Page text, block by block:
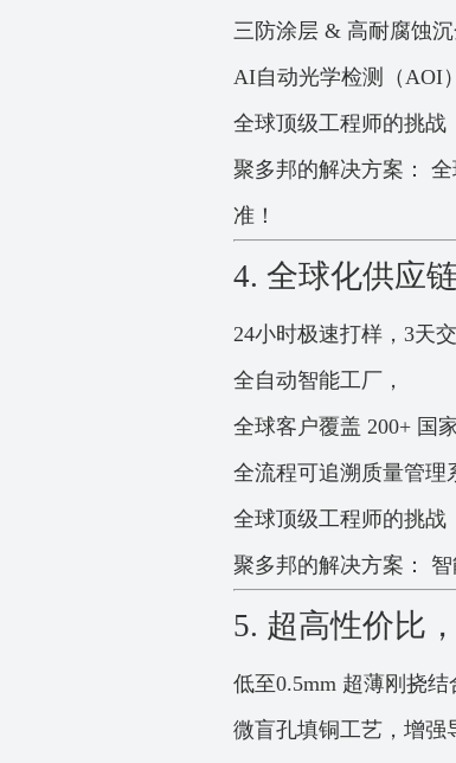
三防涂层 & 高耐腐蚀
AI自动光学检测（AOI
全球顶级工程师的挑战
聚多邦的解决方案：
准！
4. 全球化供应
24小时极速打样，3天
全自动智能工厂，
全球客户覆盖 200+ 国
全流程可追溯质量管理
全球顶级工程师的挑战
聚多邦的解决方案：
5. 超高性价比
低至0.5mm 超薄刚挠
微盲孔填铜工艺，增强